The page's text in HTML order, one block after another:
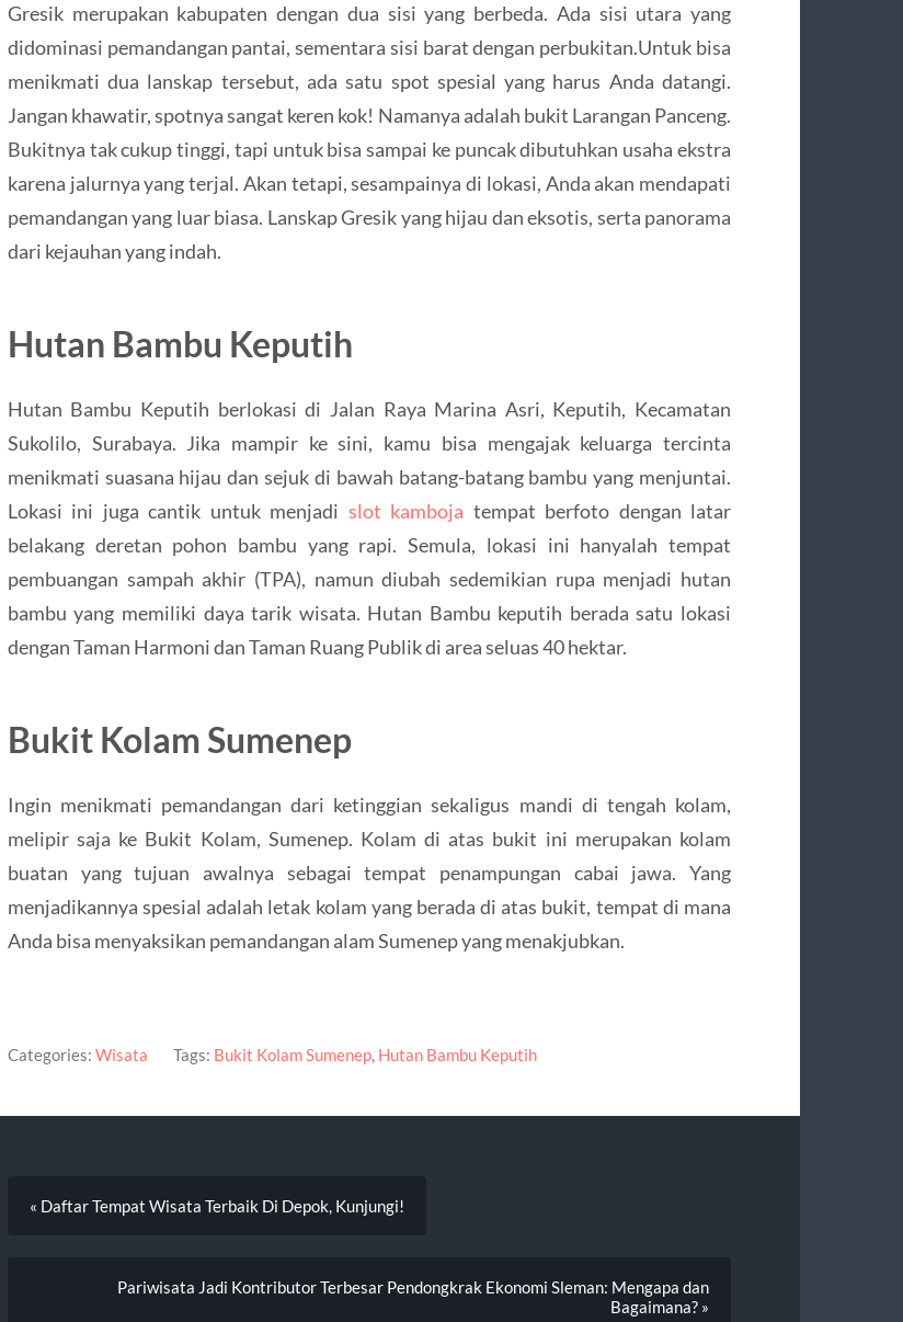
Gresik merupakan kabupaten dengan dua sisi yang berbeda. Ada sisi utara yang
didominasi pemandangan pantai, sementara sisi barat dengan perbukitan.Untuk bisa
menikmati dua lanskap tersebut, ada satu spot spesial yang harus Anda datangi.
Jangan khawatir, spotnya sangat keren kok! Namanya adalah bukit Larangan Panceng.
Bukitnya tak cukup tinggi, tapi untuk bisa sampai ke puncak dibutuhkan usaha ekstra
karena jalurnya yang terjal. Akan tetapi, sesampainya di lokasi, Anda akan mendapati
pemandangan yang luar biasa. Lanskap Gresik yang hijau dan eksotis, serta panorama
dari kejauhan yang indah.
Hutan Bambu Keputih
Hutan Bambu Keputih berlokasi di Jalan Raya Marina Asri, Keputih, Kecamatan
Sukolilo, Surabaya. Jika mampir ke sini, kamu bisa mengajak keluarga tercinta
menikmati suasana hijau dan sejuk di bawah batang-batang bambu yang menjuntai.
Lokasi ini juga cantik untuk menjadi slot kamboja tempat berfoto dengan latar
belakang deretan pohon bambu yang rapi. Semula, lokasi ini hanyalah tempat
pembuangan sampah akhir (TPA), namun diubah sedemikian rupa menjadi hutan
bambu yang memiliki daya tarik wisata. Hutan Bambu keputih berada satu lokasi
dengan Taman Harmoni dan Taman Ruang Publik di area seluas 40 hektar.
Bukit Kolam Sumenep
Ingin menikmati pemandangan dari ketinggian sekaligus mandi di tengah kolam,
melipir saja ke Bukit Kolam, Sumenep. Kolam di atas bukit ini merupakan kolam
buatan yang tujuan awalnya sebagai tempat penampungan cabai jawa. Yang
menjadikannya spesial adalah letak kolam yang berada di atas bukit, tempat di mana
Anda bisa menyaksikan pemandangan alam Sumenep yang menakjubkan.
Categories: Wisata Tags: Bukit Kolam Sumenep, Hutan Bambu Keputih
« Daftar Tempat Wisata Terbaik Di Depok, Kunjungi!
Pariwisata Jadi Kontributor Terbesar Pendongkrak Ekonomi Sleman: Mengapa dan
Bagaimana? »